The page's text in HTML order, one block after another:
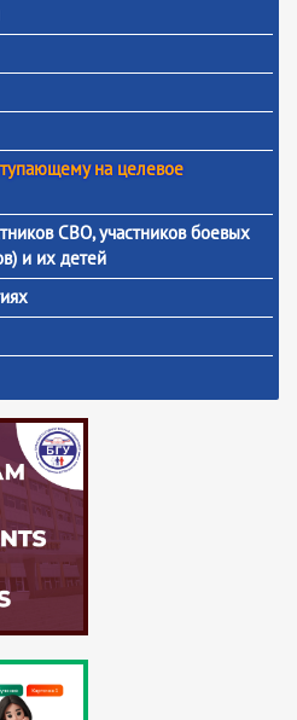
на целевое
СВО, участников боевых
и их детей